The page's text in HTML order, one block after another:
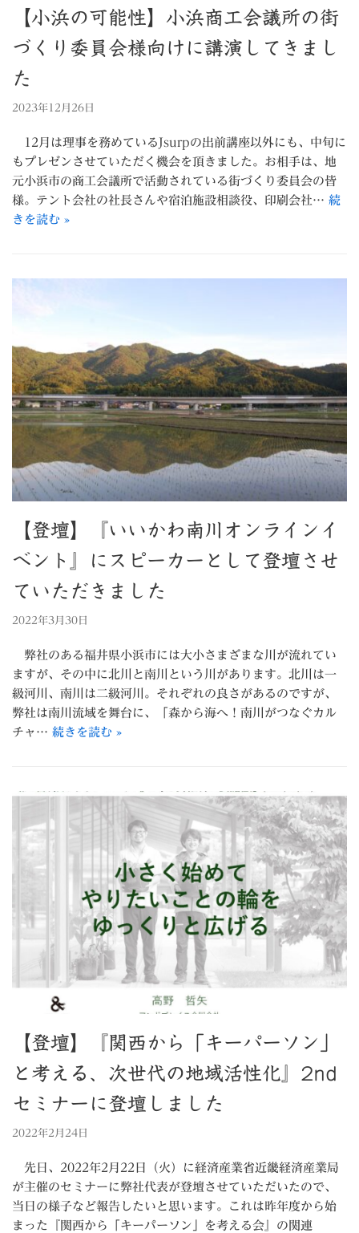
【小浜の可能性】小浜商工会議所の街
づくり委員会様向けに講演してきまし
た
2023年12月26日
12月は理事を務めているJsurpの出前講座以外にも、中旬に
もプレゼンさせていただく機会を頂きました。お相手は、地
元小浜市の商工会議所で活動されている街づくり委員会の皆
様。テント会社の社長さんや宿泊施設相談役、印刷会社… 続
きを読む »
【登壇】『いいかわ南川オンラインイ
ベント』にスピーカーとして登壇させ
ていただきました
2022年3月30日
弊社のある福井県小浜市には大小さまざまな川が流れてい
ますが、その中に北川と南川という川があります。北川は一
級河川、南川は二級河川。それぞれの良さがあるのですが、
弊社は南川流域を舞台に、「森から海へ！南川がつなぐカル
チャ… 続きを読む »
【登壇】『関西から「キーパーソン」
と考える、次世代の地域活性化』2nd
セミナーに登壇しました
2022年2月24日
先日、2022年2月22日（火）に経済産業省近畿経済産業局
が主催のセミナーに弊社代表が登壇させていただいたので、
当日の様子など報告したいと思います。これは昨年度から始
まった『関西から「キーパーソン」を考える会』の関連